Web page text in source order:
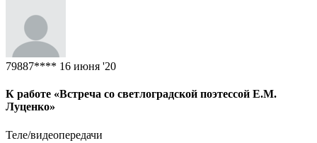
79887**** 16 июня '20
К работе «Встреча со светлоградской поэтессой Е.М.
Луценко»
Теле/видеопередачи